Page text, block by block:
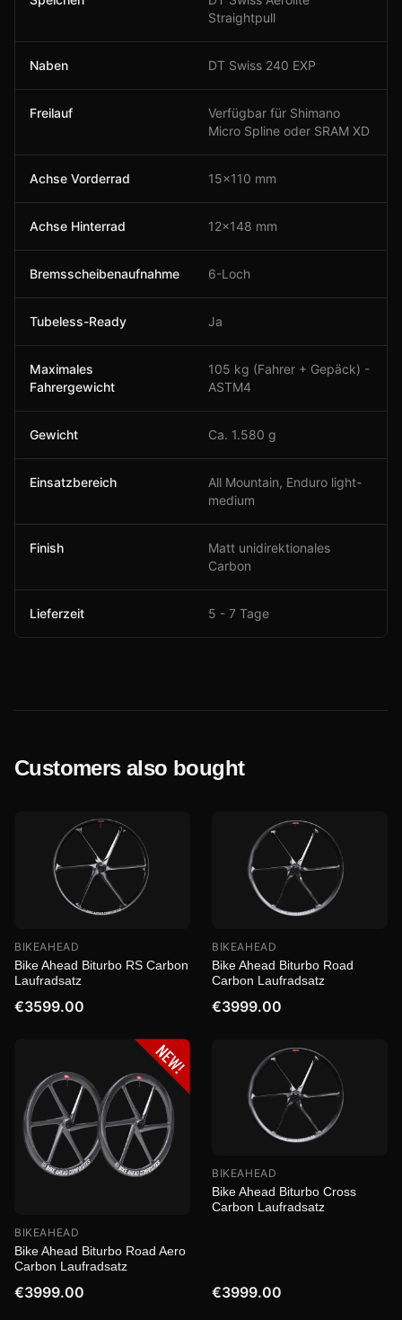
Straightpull
Naben DT Swiss 240 EXP
Freilauf
Verfügbar für Shimano
Micro Spline oder SRAM XD
Achse Vorderrad 15x110 mm
Achse Hinterrad 12x148 mm
Bremsscheibenaufnahme 6-Loch
Tubeless-Ready Ja
Maximales
Fahrergewicht
105 kg (Fahrer + Gepäck) -
ASTM4
Gewicht Ca. 1.580 g
Einsatzbereich
All Mountain, Enduro light-
medium
Finish
Matt unidirektionales
Carbon
Lieferzeit 5 - 7 Tage
Customers also bought
BIKEAHEAD
Bike Ahead Biturbo RS Carbon
Laufradsatz
€3599.00
BIKEAHEAD
Bike Ahead Biturbo Road
Carbon Laufradsatz
€3999.00
BIKEAHEAD
Bike Ahead Biturbo Road Aero
Carbon Laufradsatz
€3999.00
BIKEAHEAD
Bike Ahead Biturbo Cross
Carbon Laufradsatz
€3999.00